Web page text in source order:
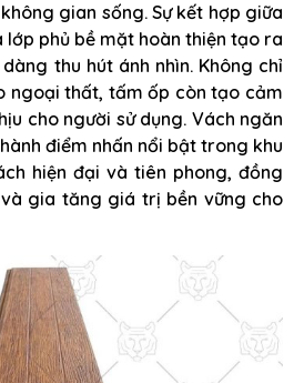
gian sống. Sự kết hợp giữa
phủ bề mặt hoàn thiện tạo ra
thu hút ánh nhìn. Không chỉ
ngoại thất, tấm ốp còn tạo cảm
cho người sử dụng. Vách ngăn
điểm nhấn nổi bật trong khu
hiện đại và tiên phong, đồng
gia tăng giá trị bền vững cho